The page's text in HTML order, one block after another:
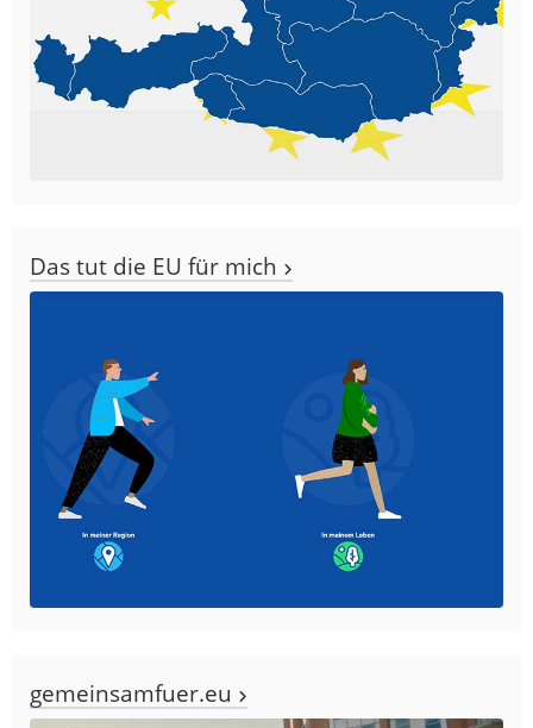
Das tut die EU für mich
gemeinsamfuer.eu